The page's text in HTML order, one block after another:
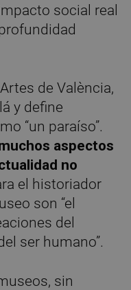
social real
de València,
y define
“un paraíso”.
aspectos
no
el historiador
son “el
del
ser humano”.
sin